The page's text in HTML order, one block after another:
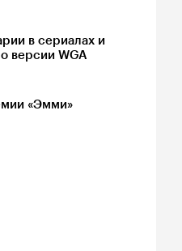
Рейтинг
Кинопоиска
7.2
в сериалах и
версии WGA
«Эмми»